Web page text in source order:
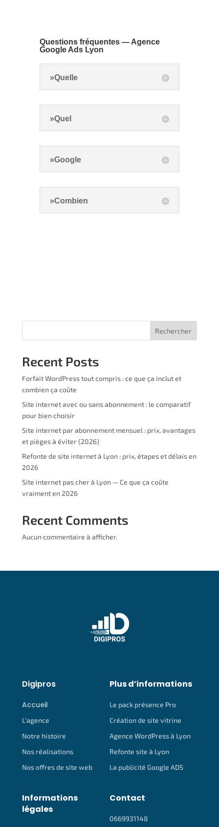
Questions fréquentes — Agence
Google Ads Lyon
»Quelle
»Quel
»Google
»Combien
Rechercher
Recent Posts
Forfait WordPress tout compris : ce que ça inclut et
combien ça coûte
Site internet avec ou sans abonnement : le comparatif
pour bien choisir
Site internet par abonnement mensuel : prix, avantages
et pièges à éviter (2026)
Refonte de site internet à Lyon : prix, étapes et délais en
2026
Site internet pas cher à Lyon — Ce que ça coûte
vraiment en 2026
Recent Comments
Aucun commentaire à afficher.
Digipros
Accueil
L’agence
Notre histoire
Nos réalisations
Nos offres de site web
Plus d’informations
Le pack présence Pro
Création de site vitrine
Agence WordPress à Lyon
Refonte site à Lyon
La publicité Google ADS
Informations
légales
Contact
0669931148